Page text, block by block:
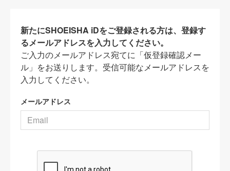
新たにSHOEISHA iDをご登録される方は、登録す
るメールアドレスを入力してください。
ご入力のメールアドレス宛てに「仮登録確認メー
ル」をお送りします。受信可能なメールアドレスを
入力してください。
メールアドレス